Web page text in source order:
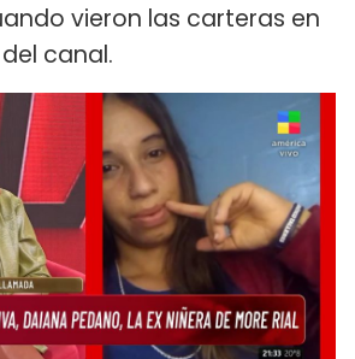
vieron las carteras en
canal.